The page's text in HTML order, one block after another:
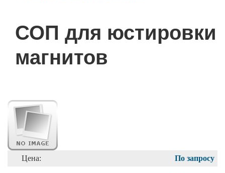
СОП для юстировки
магнитов
По запросу
Цена: